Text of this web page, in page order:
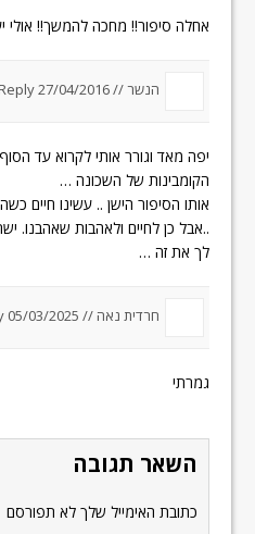
אחלה סיפור!! מחכה להמשך!! אולי
הנשר //27/04/2016 um 14:38
יפה מאד וגורר אותי לקרוא עד
הקומבינות של השכונה …
אותו הסיפור הישן .. עשינו חיים
..אבל כן לחיים ולאהבות שאהבנו.
לך את זה …
חרדית נאה // 05/03/2025 um 16:44
גמרתי
השאר תגובה
כתובת האימייל שלך לא תפורסם